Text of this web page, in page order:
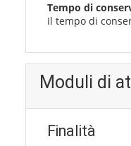
Tempo di
Il tempo di
Moduli di
Finalità